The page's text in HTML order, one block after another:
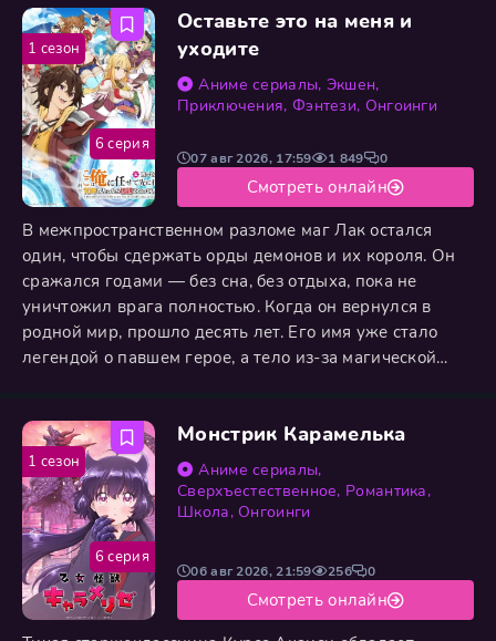
существ. Но его новое тело... Оно было далеко не
героическим. Он стал комком слизи. Средней
величины,
Оставьте это на меня и
уходите
Аниме сериалы, Экшен,
Приключения, Фэнтези, Онгоинги
В межпространственном разломе маг Лак остался
один, чтобы сдержать орды демонов и их короля. Он
сражался годами — без сна, без отдыха, пока не
уничтожил врага полностью. Когда он вернулся в
родной мир, прошло десять лет. Его имя уже стало
легендой о павшем герое, а тело из-за магической
именем Лок он начал с нуля — F-ранговым искателем
приключений. Теперь ему предстоит заново
завоёвывать место в
07 авг 2026, 17:59 1 849 0
Смотреть онлайн
6 серия
1 сезон
Монстрик Карамелька
Аниме сериалы,
Сверхъестественное, Романтика,
Школа, Онгоинги
06 авг 2026, 21:59 256 0
Смотреть онлайн
6 серия
1 сезон